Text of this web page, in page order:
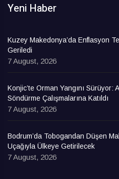
Yeni Haber
Kuzey Makedonya’da Enflasyon
Geriledi
7 August, 2026
Konjic’te Orman Yangını Sürüyor:
Söndürme Çalışmalarına Katıldı
7 August, 2026
Bodrum’da Tobogandan Düşen
Uçağıyla Ülkeye Getirilecek
7 August, 2026